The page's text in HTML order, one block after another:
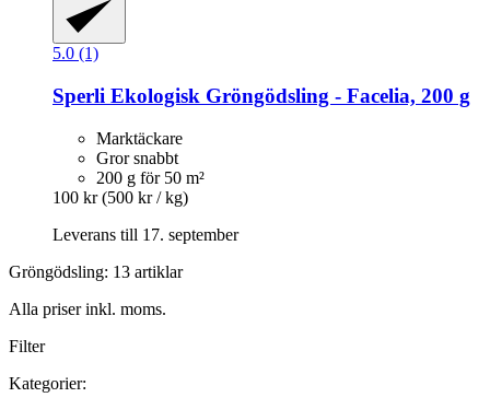
5.0 (1)
Sperli Ekologisk Gröngödsling -​ Facelia, 200 g
Marktäckare
Gror snabbt
200 g för 50 m²
100 kr (500 kr / kg)
Leverans till 17. september
Gröngödsling: 13 artiklar
Alla priser inkl. moms.
Filter
Kategorier: